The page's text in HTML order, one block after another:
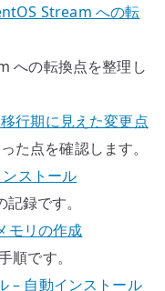
Stream への転
への転換点を整理し
行期に見えた変更点
た点を確認します。
ストール
録です。
モリの作成
順です。
– 自動インストール